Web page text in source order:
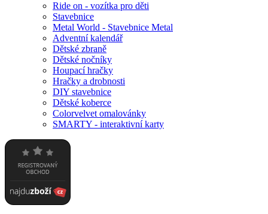
Ride on - vozítka pro děti
Stavebnice
Metal World - Stavebnice Metal
Adventní kalendář
Dětské zbraně
Dětské nočníky
Houpací hračky
Hračky a drobnosti
DIY stavebnice
Dětské koberce
Colorvelvet omalovánky
SMARTY - interaktivní karty